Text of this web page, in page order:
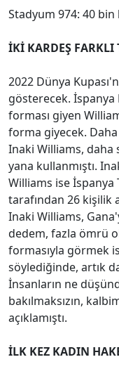
Stadyum 974: 40
İKİ KARDEŞ
2022 Dünya
gösterecek.
forması giyen
forma giyecek.
Inaki Williams, daha
yana kullanmıştı.
Williams ise
tarafından 26 kişilik
Inaki Williams,
dedem, fazla ömrü
formasıyla görmek
söylediğinde, artık
İnsanların ne
bakılmaksızın,
açıklamıştı.
İLK KEZ KADIN